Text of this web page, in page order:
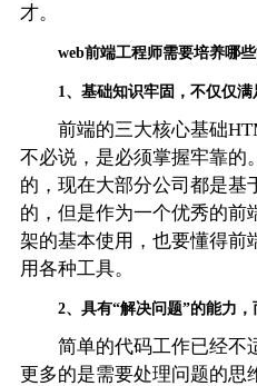
才。
web前端工程师需要培养哪
1、基础知识牢固，不仅仅满
前端的三大核心基础
不必说，是必须掌握牢靠的
的，现在大部分公司都是基
的，但是作为一个优秀的前
架的基本使用，也要懂得前
用各种工具。
2、具有“解决问题”的能力，
简单的代码工作已经不适
更多的是需要处理问题的思